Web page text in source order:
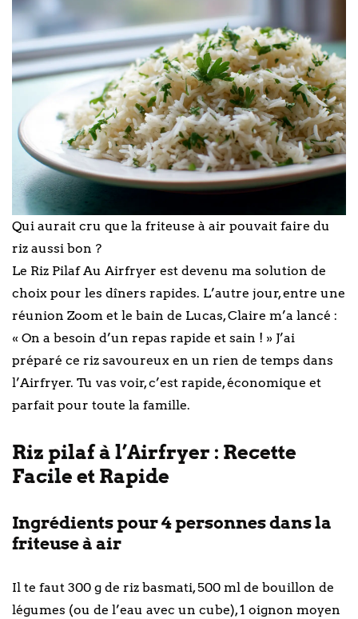
Qui aurait cru que la friteuse à air pouvait faire du
riz aussi bon ?
Le Riz Pilaf Au Airfryer est devenu ma solution de
choix pour les dîners rapides. L’autre jour, entre une
réunion Zoom et le bain de Lucas, Claire m’a lancé :
« On a besoin d’un repas rapide et sain ! » J’ai
préparé ce riz savoureux en un rien de temps dans
l’Airfryer. Tu vas voir, c’est rapide, économique et
parfait pour toute la famille.
Riz pilaf à l’Airfryer : Recette
Facile et Rapide
Ingrédients pour 4 personnes dans la
friteuse à air
Il te faut 300 g de riz basmati, 500 ml de bouillon de
légumes (ou de l’eau avec un cube), 1 oignon moyen